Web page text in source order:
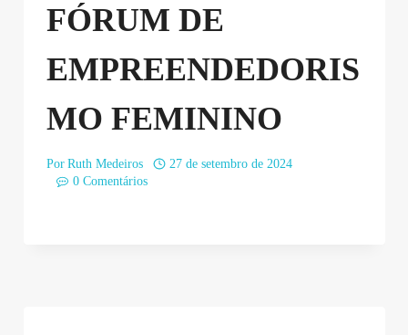
FÓRUM DE
EMPREENDEDORIS
MO FEMININO
Por Ruth Medeiros
27 de setembro de 2024
0 Comentários